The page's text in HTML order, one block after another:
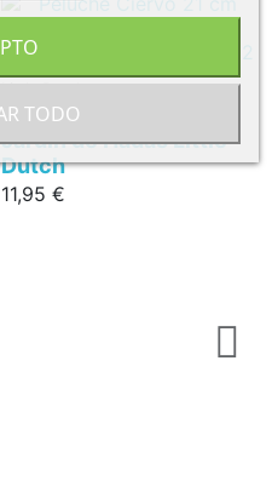
Little Dutch
Peluche Ciervo 21cm
Jardin de Hadas Little
Dutch
11,95 €
TODO